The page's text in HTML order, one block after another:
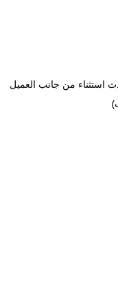
استثناء من جانب العميل